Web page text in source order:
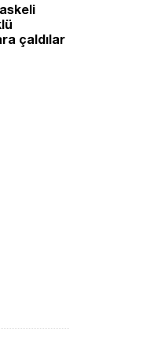
çaldılar